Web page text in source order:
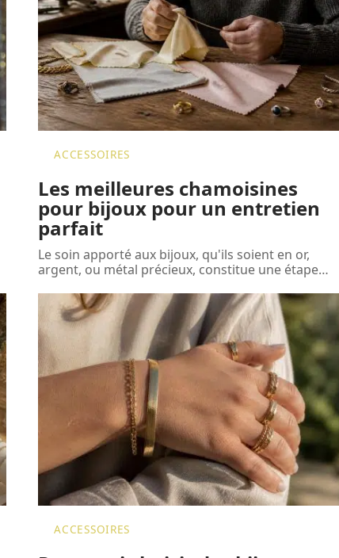
ACCESSOIRES
Les meilleures chamoisines
pour bijoux pour un entretien
parfait
Le soin apporté aux bijoux, qu'ils soient en or,
argent, ou métal précieux, constitue une étape…
ACCESSOIRES